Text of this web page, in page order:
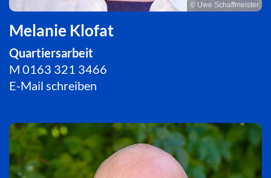
© Uwe Schaffmeister
Melanie Klofat
Quartiersarbeit
M 0163 321 3466
E-Mail schreiben